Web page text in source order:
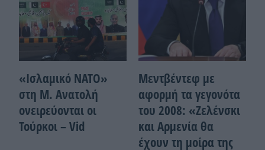
«Ισλαμικό ΝΑΤΟ»
στη Μ. Ανατολή
ονειρεύονται οι
Τούρκοι – Vid
Μεντβέντεφ με
αφορμή τα γεγονότα
του 2008: «Ζελένσκι
και Αρμενία θα
έχουν τη μοίρα της